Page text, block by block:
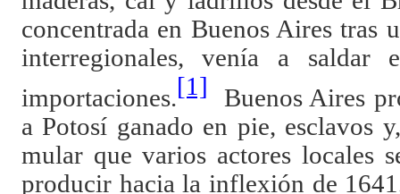
concentrada en Buenos Aires tras
interregionales, venía a saldar
importaciones.[1] Buenos Aires
a Potosí ganado en pie, esclavos
mular que varios actores locales
producir hacia la inflexión de